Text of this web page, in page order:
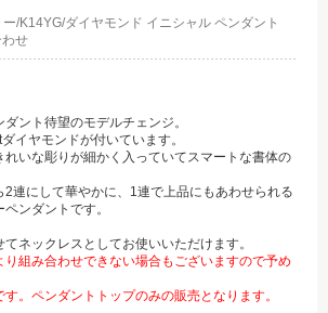
/K14YG/ダイヤモンド イニシャル ペンダント
わせ
ント待望のモデルチェンジ。
イヤモンドが付いています。
れいな彫りが細かく入っていてスマートな書体の
2連にして華やかに、1連で上品にもあわせられる
ンダントです。
ネックレスとしてお使いいただけます。
組み合わせできない場合もございますので予め
。ペンダントトップのみの販売となります。